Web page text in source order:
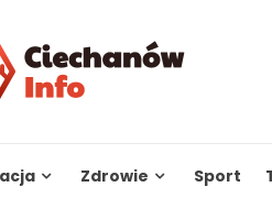
Zdrowie Sport